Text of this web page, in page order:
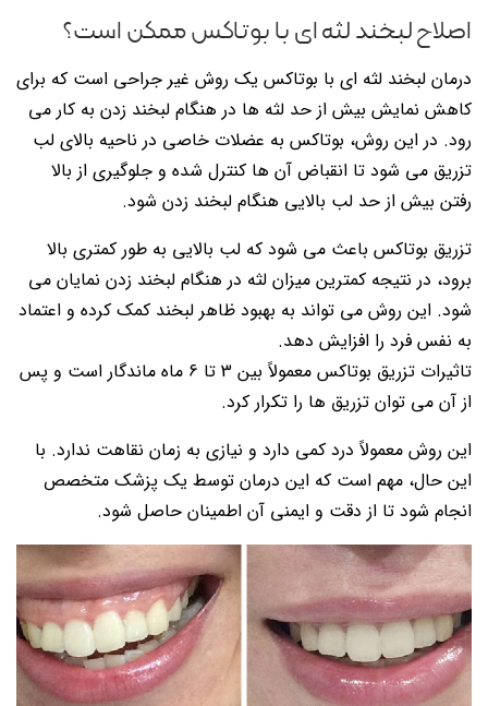
اصلاح لبخند لثه ای با بوتاکس ممکن است؟
درمان لبخند لثه ای با بوتاکس یک روش غیر جراحی است که برای
کاهش نمایش بیش از حد لثه ها در هنگام لبخند زدن به کار می
رود. در این روش، بوتاکس به عضلات خاصی در ناحیه بالای لب
تزریق می شود تا انقباض آن ها کنترل شده و جلوگیری از بالا
رفتن بیش از حد لب بالایی هنگام لبخند زدن شود.
تزریق بوتاکس باعث می شود که لب بالایی به طور کمتری بالا
برود، در نتیجه کمترین میزان لثه در هنگام لبخند زدن نمایان می
شود. این روش می تواند به بهبود ظاهر لبخند کمک کرده و اعتماد
به نفس فرد را افزایش دهد.
تاثیرات تزریق بوتاکس معمولاً بین 3 تا 6 ماه ماندگار است و پس
از آن می توان تزریق ها را تکرار کرد.
این روش معمولاً درد کمی دارد و نیازی به زمان نقاهت ندارد. با
این حال، مهم است که این درمان توسط یک پزشک متخصص
انجام شود تا از دقت و ایمنی آن اطمینان حاصل شود.